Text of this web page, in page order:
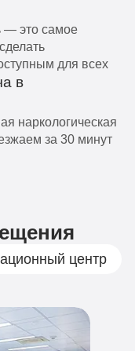
— это самое
для всех
в
наркологическая
за 30 минут
центр